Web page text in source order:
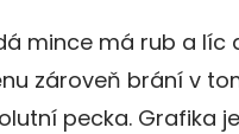
mince má rub a
zároveň brání v
pecka. Grafika